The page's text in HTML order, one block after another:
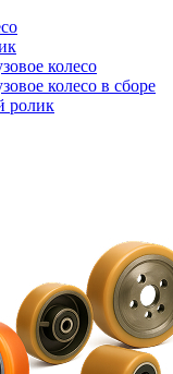
колесо
колесо в сборе
ролик